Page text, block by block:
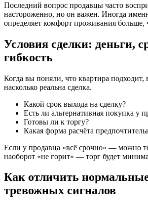
Последний вопрос продавцы часто
настороженно, но он важен. Иногда
определяет комфорт проживания больше,
Условия сделки: деньги,
гибкость
Когда вы поняли, что квартира подходит,
насколько реальна сделка.
Какой срок выхода на сделку?
Есть ли альтернативная покупка у
Готовы ли к торгу?
Какая форма расчёта
Если у продавца «всё срочно» — можно
наоборот «не горит» — торг будет
Как отличить
тревожных сигналов